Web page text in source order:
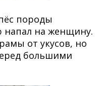
породы
напал на женщину.
от укусов, но
большими